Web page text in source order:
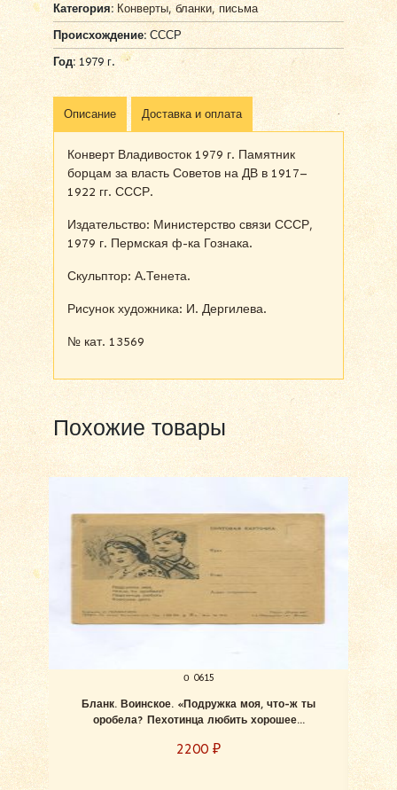
Категория: Конверты, бланки, письма
Происхождение:СССР
Год:1979 г.
Описание Доставка и оплата
Конверт Владивосток 1979 г. Памятник
борцам за власть Советов на ДВ в 1917–
1922 гг. СССР.
Издательство: Министерство связи СССР,
1979 г. Пермская ф-ка Гознака.
Скульптор: А.Тенета.
Рисунок художника: И. Дергилева.
№ кат. 13569
Похожие товары
о 0615
Бланк. Воинское. «Подружка моя, что-ж ты
оробела? Пехотинца любить хорошее...
2200 ₽